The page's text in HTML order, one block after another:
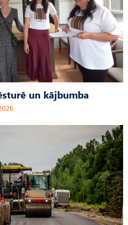
un kājbumba